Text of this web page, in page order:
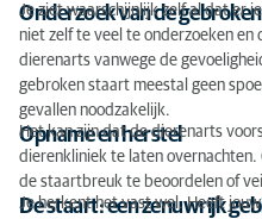
Onderzoek van de
Je ziet waarschijnlijk zelf al dat er
niet zelf te veel te onderzoeken
dierenarts vanwege de
gebroken staart meestal geen
gevallen noodzakelijk.
Opname en herstel
Het kan zijn dat de dierenarts
dierenkliniek te laten
de staartbreuk te beoordelen of
De staart: een zenuwrijk
Je herkent het vast wel. Heeft